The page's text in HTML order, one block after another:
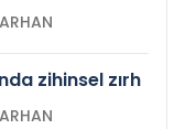
Nevzat TARHAN
zihinsel zırh
Nevzat TARHAN